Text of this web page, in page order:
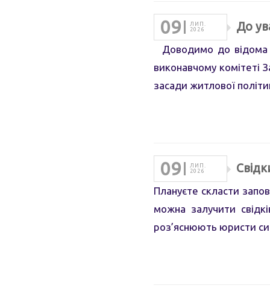
09
ЛИП.
2026
До
Доводимо до відома
виконавчому комітеті
засади житлової
09
ЛИП.
2026
Плануєте скласти
можна залучити
роз’яснюють юристи